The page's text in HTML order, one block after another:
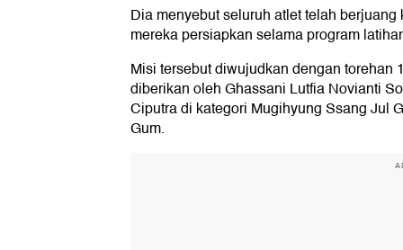
Dia menyebut seluruh atlet telah
mereka persiapkan selama program
Misi tersebut diwujudkan dengan torehan
diberikan oleh Ghassani Lutfia Novianti
Ciputra di kategori Mugihyung Ssang Jul
Gum.